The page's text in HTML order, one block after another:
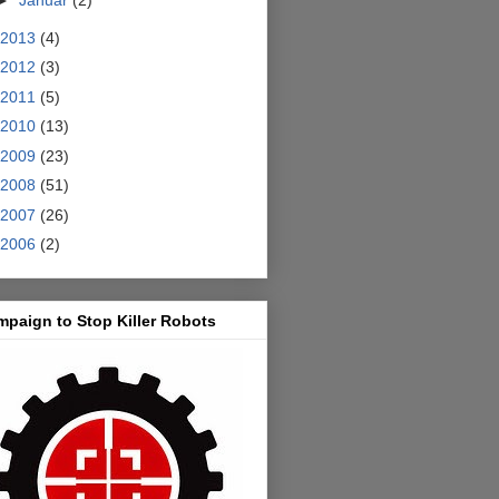
2013 (4)
2012 (3)
2011 (5)
2010 (13)
2009 (23)
2008 (51)
2007 (26)
2006 (2)
to Stop Killer Robots